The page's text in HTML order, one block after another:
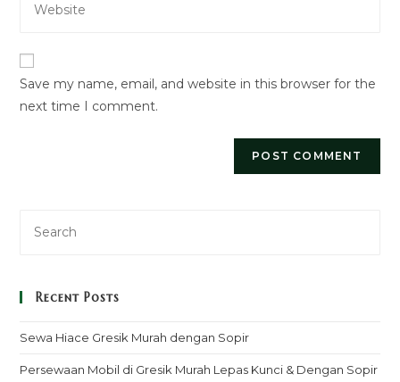
comment
your
URL
(optional)
Save my name, email, and website in this browser for the
next time I comment.
Recent Posts
Sewa Hiace Gresik Murah dengan Sopir
Persewaan Mobil di Gresik Murah Lepas Kunci & Dengan Sopir